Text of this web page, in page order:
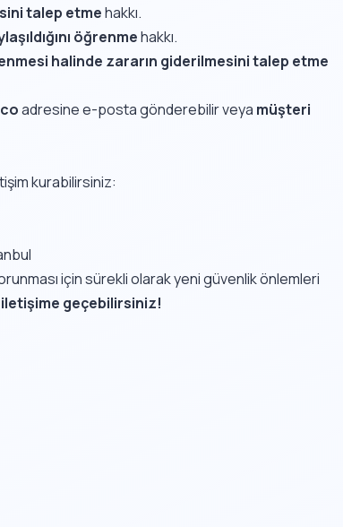
talep etmehakkı.
öğrenmehakkı.
halinde zararın giderilmesini talep etme
adresine e-posta gönderebilir veya müşteri
kurabilirsiniz:
için sürekli olarak yeni güvenlik önlemleri
geçebilirsiniz!